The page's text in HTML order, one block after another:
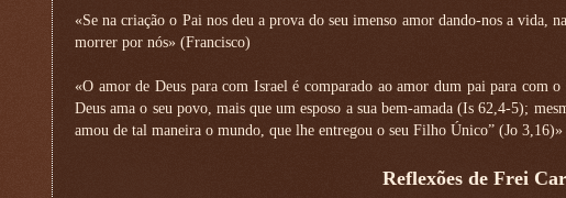
«Se na criação o Pai nos deu a prova do seu imenso amor dando-nos a
morrer por nós» (Francisco)
«O amor de Deus para com Israel é comparado ao amor dum pai para com
Deus ama o seu povo, mais que um esposo a sua bem-amada (Is 62,4-5);
amou de tal maneira o mundo, que lhe entregou o seu Filho Único” (Jo
Reflexões de Frei